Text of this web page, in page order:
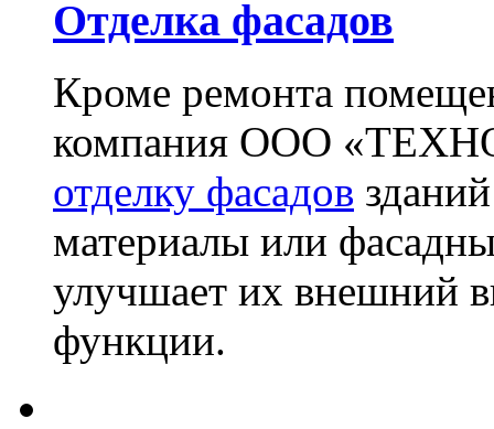
Отделка фасадов
Кроме ремонта
компания ООО
отделку фасадов
материалы или
улучшает их внешний
функции.